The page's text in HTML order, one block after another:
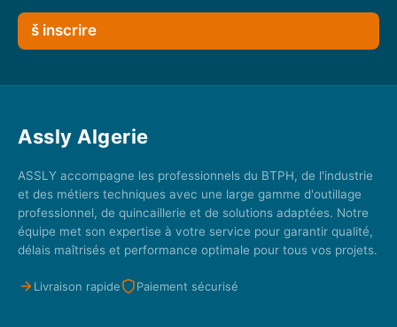
š inscrire
Assly Algerie
ASSLY accompagne les professionnels du BTPH, de l'industrie
et des métiers techniques avec une large gamme d'outillage
professionnel, de quincaillerie et de solutions adaptées. Notre
équipe met son expertise à votre service pour garantir qualité,
délais maîtrisés et performance optimale pour tous vos projets.
Livraison rapide Paiement sécurisé